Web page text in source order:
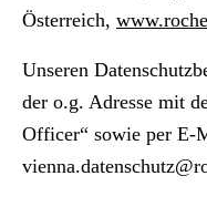
Österreich,
Unseren
der o.g. Adresse mit
Officer“ sowie per E-